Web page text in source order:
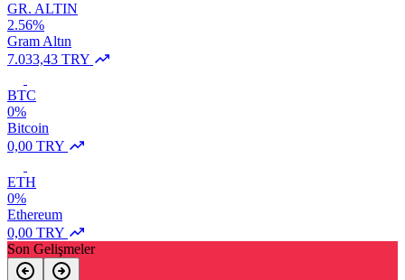
GR. ALTIN
2.56%
Gram Altın
7.033,43 TRY
BTC
0%
Bitcoin
0,00 TRY
ETH
0%
Ethereum
0,00 TRY
Son Gelişmeler